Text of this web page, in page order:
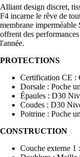
Alliant design discret,
F4 incarne le rêve de
membrane
offrent des
l'année.
PROTECTIONS
Certification CE :
Dorsale : Poche
Épaules : D30
Coudes : D30
Poitrine : Poche
CONSTRUCTION
Couche externe